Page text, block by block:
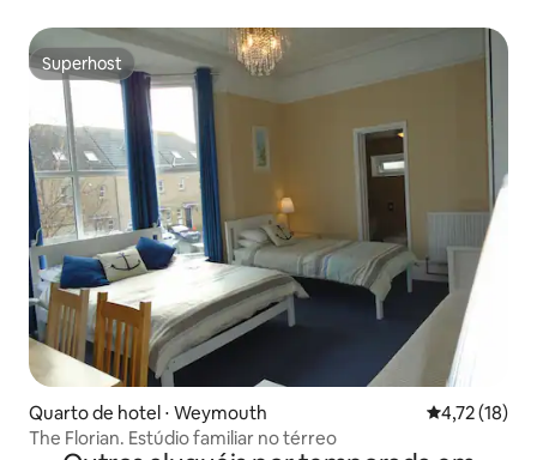
Superhost
Superhost
Quarto de hotel ⋅ Weymouth 4,72 de uma
4,72 (18)
The Florian. Estúdio familiar no térreo